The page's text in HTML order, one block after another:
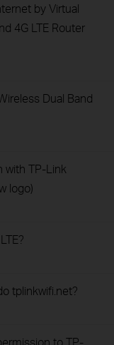
by Virtual
4G LTE Router
Dual Band
with TP-Link
logo)
tplinkwifi.net?
to TP-